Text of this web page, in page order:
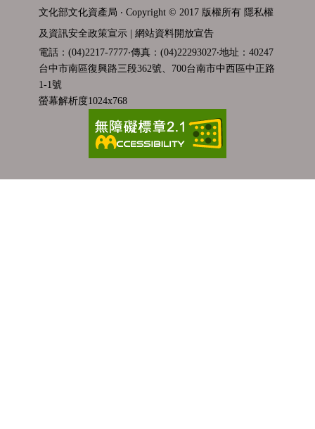
文化部文化資產局 ‧ Copyright © 2017 版權所有 隱私權
及資訊安全政策宣示
網站資料開放宣告
電話：(04)2217-7777‧傳真：(04)22293027‧地址：40247
台中市南區復興路三段362號、700台南市中西區中正路
1-1號
螢幕解析度1024x768